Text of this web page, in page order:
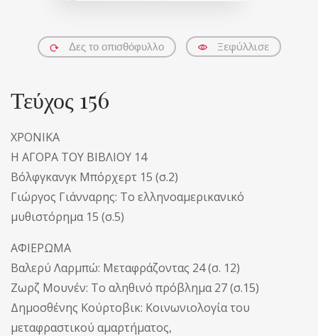
Δες το οπισθόφυλλο Ξεφύλλισε
Τεύχος 156
ΧΡΟΝΙΚΑ
Η ΑΓΟΡΑ ΤΟΥ ΒΙΒΛΙΟΥ 14
Βόλφγκανγκ Μπόρχερτ 15 (σ.2)
Γιώργος Γιάνναρης: Το ελληνοαμερικανικό
μυθιστόρημα 15 (σ.5)
ΑΦΙΕΡΩΜΑ
Βαλερύ Λαρμπώ: Μεταφράζοντας 24 (σ. 12)
Ζωρζ Μουνέν: Το αληθινό πρόβλημα 27 (σ.15)
Δημοσθένης Κούρτοβικ: Κοινωνιολογία του
μεταφραστικού αμαρτήματος,